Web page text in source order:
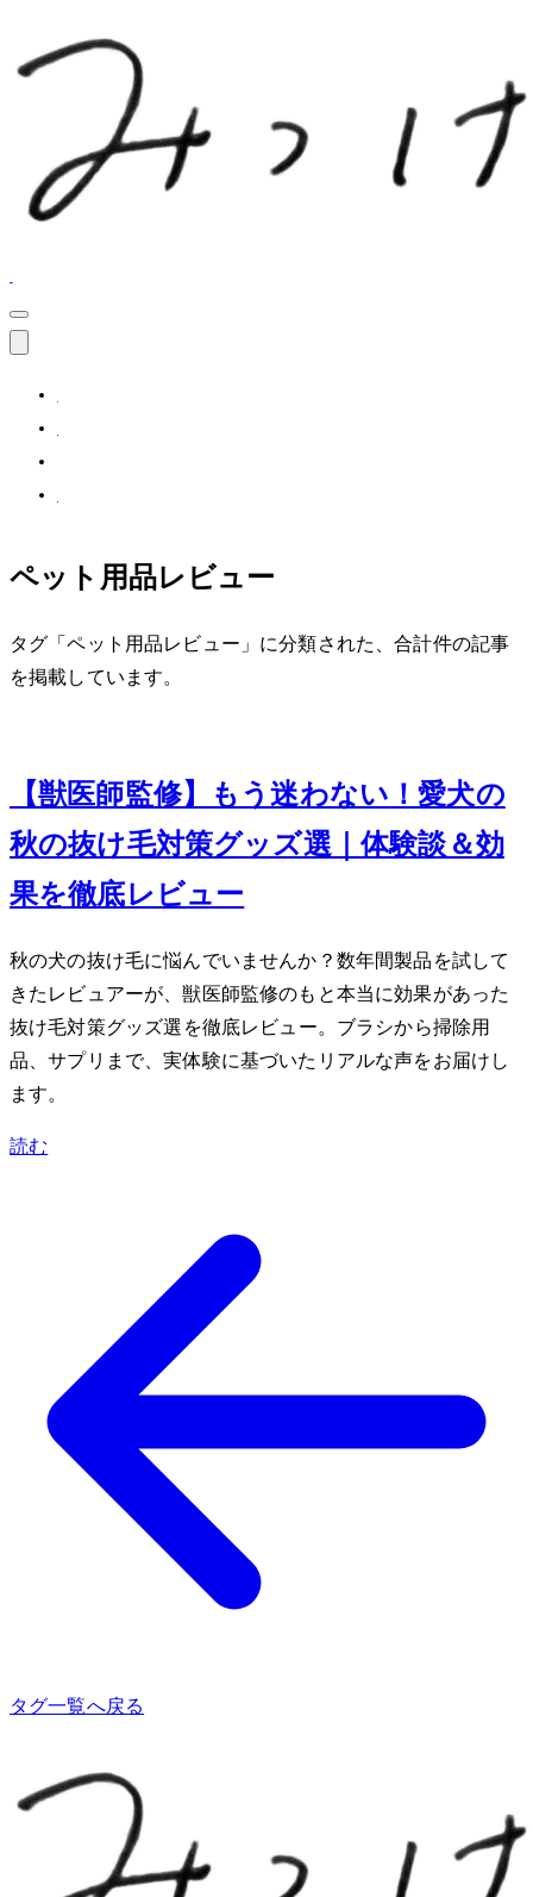
ペット用品レビュー
タグ「ペット用品レビュー」に分類された、合計 1 件の記事
を掲載しています。
【獣医師監修】もう迷わない！愛犬の
秋の抜け毛対策グッズ7選｜体験談＆効
果を徹底レビュー
秋の犬の抜け毛に悩んでいませんか？数年間製品を試して
きたレビュアーが、獣医師監修のもと本当に効果があった
抜け毛対策グッズ7選を徹底レビュー。ブラシから掃除用
品、サプリまで、実体験に基づいたリアルな声をお届けし
ます。
読む
タグ一覧へ戻る